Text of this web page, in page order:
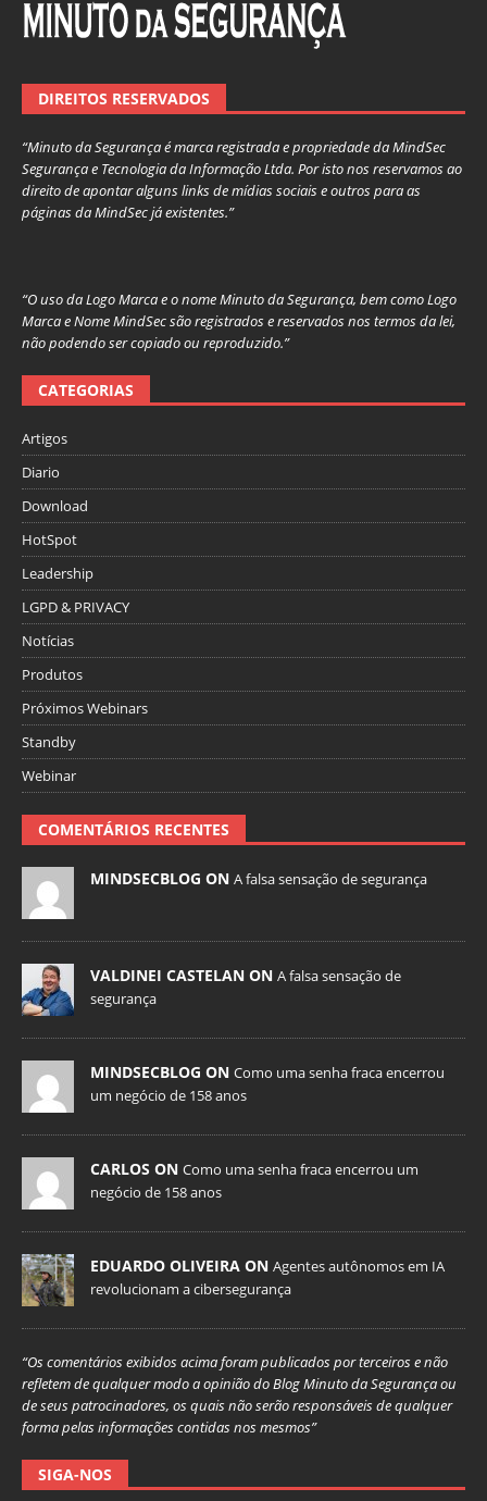
DIREITOS RESERVADOS
“Minuto da Segurança é marca registrada e propriedade da MindSec
Segurança e Tecnologia da Informação Ltda. Por isto nos reservamos ao
direito de apontar alguns links de mídias sociais e outros para as
páginas da MindSec já existentes.”
“O uso da Logo Marca e o nome Minuto da Segurança, bem como Logo
Marca e Nome MindSec são registrados e reservados nos termos da lei,
não podendo ser copiado ou reproduzido.”
CATEGORIAS
Artigos
Diario
Download
HotSpot
Leadership
LGPD & PRIVACY
Notícias
Produtos
Próximos Webinars
Standby
Webinar
COMENTÁRIOS RECENTES
MINDSECBLOG ON A falsa sensação de segurança
VALDINEI CASTELAN ON A falsa sensação de
segurança
MINDSECBLOG ON Como uma senha fraca encerrou
um negócio de 158 anos
CARLOS ON Como uma senha fraca encerrou um
negócio de 158 anos
EDUARDO OLIVEIRA ON Agentes autônomos em IA
revolucionam a cibersegurança
“Os comentários exibidos acima foram publicados por terceiros e não
refletem de qualquer modo a opinião do Blog Minuto da Segurança ou
de seus patrocinadores, os quais não serão responsáveis de qualquer
forma pelas informações contidas nos mesmos”
SIGA-NOS